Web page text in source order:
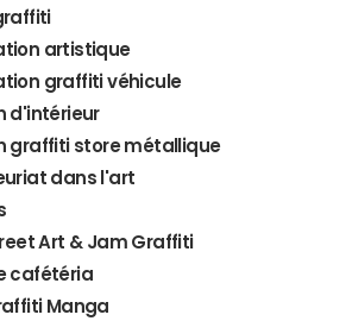
artistique
graffiti véhicule
d'intérieur
graffiti store métallique
dans l'art
Art & Jam Graffiti
cafétéria
Manga